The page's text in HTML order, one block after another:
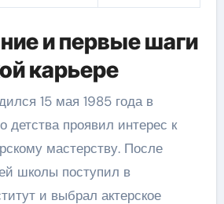
и первые шаги
карьере
15 мая 1985 года в
детства проявил интерес к
мастерству. После
школы поступил в
и выбрал актерское